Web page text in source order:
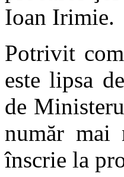
Ioan Irimie.
Potrivit
este lipsa
de
număr mai
înscrie la